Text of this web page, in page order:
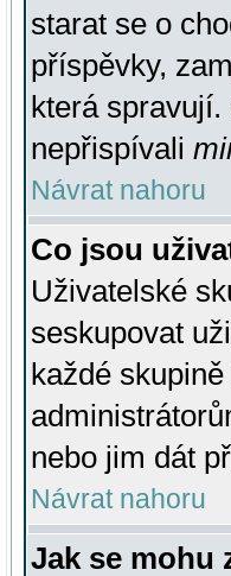
starat se o
příspěvky,
která
nepřispívali
Návrat nahoru
Co jsou
Uživatelské
seskupovat
každé
nebo jim dát
Návrat nahoru
Jak se mohu